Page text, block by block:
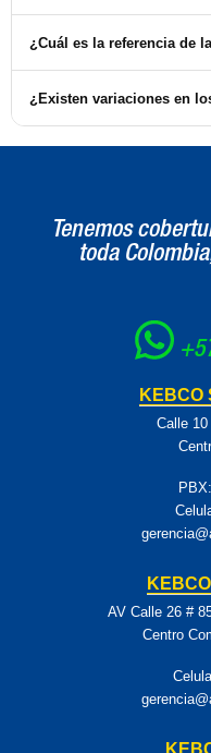
En Almacén del Pintor
accesorios y repuestos
¿Cuál es la referencia de
La referencia de la Doble
¿Existen variaciones en
Sí, los costos de envío
Tenemos
toda
KEBCO
Calle
AV Calle 26 #
Centro